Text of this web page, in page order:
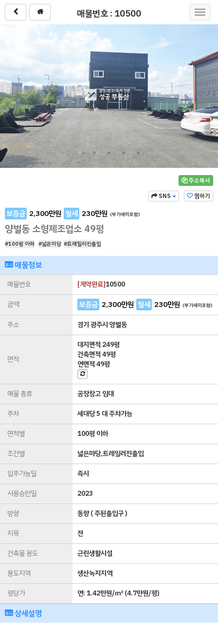
매물번호 : 10500
주소복사
찜하기
SNS
보증금 2,300만원 월세 230만원 (부가세미포함)
양벌동 소형제조업소 49평
#100평 이하 #넓은마당 #트레일러진출입
매물정보
매물번호 [계약완료]10500
금액
보증금 2,300만원 월세 230만원 (부가세미포함)
주소 경기 광주시 양벌동
면적
대지면적 249평
건축면적49평
연면적49평
매물 종류
공장창고 임대
주차
세대당 5 대 주차가능
면적별
100평 이하
조건별
넓은마당,트레일러진출입
입주가능일
즉시
사용승인일
2023
방향
동향 ( 주된출입구 )
지목
전
건축물 용도
근린생활시설
용도지역
생산녹지지역
평당가
연:1.42만원/㎡(4.7만원/평)
상세설명